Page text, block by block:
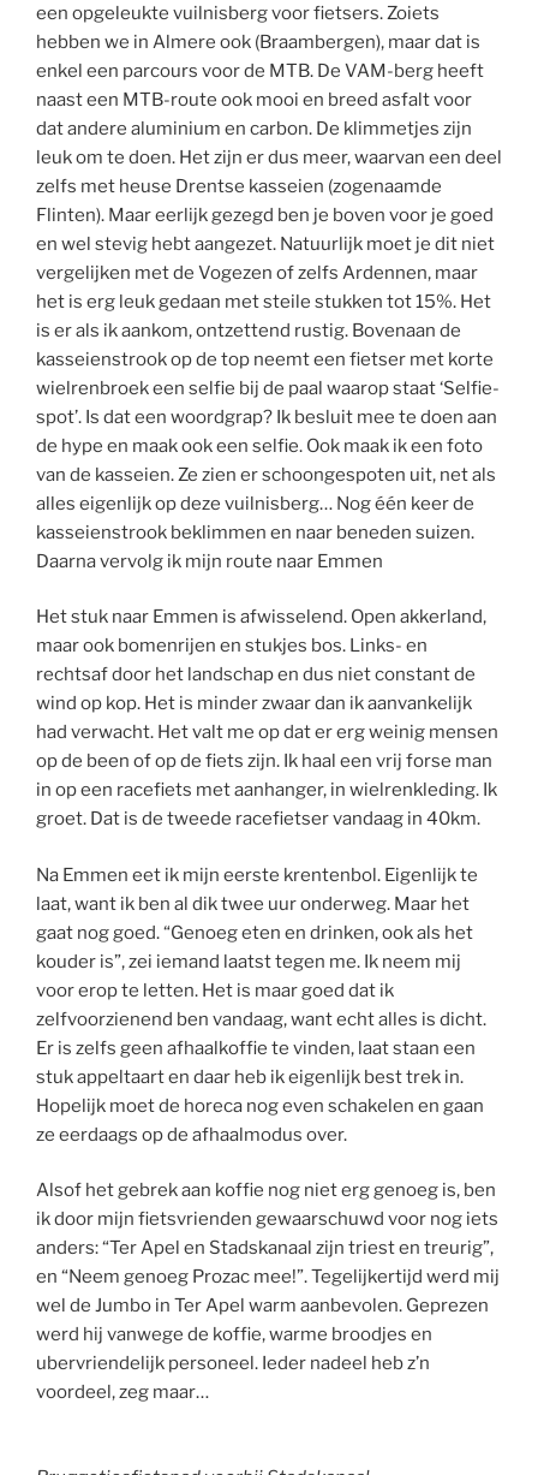
een opgeleukte vuilnisberg voor fietsers. Zoiets
hebben we in Almere ook (Braambergen), maar dat is
enkel een parcours voor de MTB. De VAM-berg heeft
naast een MTB-route ook mooi en breed asfalt voor
dat andere aluminium en carbon. De klimmetjes zijn
leuk om te doen. Het zijn er dus meer, waarvan een deel
zelfs met heuse Drentse kasseien (zogenaamde
Flinten). Maar eerlijk gezegd ben je boven voor je goed
en wel stevig hebt aangezet. Natuurlijk moet je dit niet
vergelijken met de Vogezen of zelfs Ardennen, maar
het is erg leuk gedaan met steile stukken tot 15%. Het
is er als ik aankom, ontzettend rustig. Bovenaan de
kasseienstrook op de top neemt een fietser met korte
wielrenbroek een selfie bij de paal waarop staat ‘Selfie-
spot’. Is dat een woordgrap? Ik besluit mee te doen aan
de hype en maak ook een selfie. Ook maak ik een foto
van de kasseien. Ze zien er schoongespoten uit, net als
alles eigenlijk op deze vuilnisberg… Nog één keer de
kasseienstrook beklimmen en naar beneden suizen.
Daarna vervolg ik mijn route naar Emmen
Het stuk naar Emmen is afwisselend. Open akkerland,
maar ook bomenrijen en stukjes bos. Links- en
rechtsaf door het landschap en dus niet constant de
wind op kop. Het is minder zwaar dan ik aanvankelijk
had verwacht. Het valt me op dat er erg weinig mensen
op de been of op de fiets zijn. Ik haal een vrij forse man
in op een racefiets met aanhanger, in wielrenkleding. Ik
groet. Dat is de tweede racefietser vandaag in 40km.
Na Emmen eet ik mijn eerste krentenbol. Eigenlijk te
laat, want ik ben al dik twee uur onderweg. Maar het
gaat nog goed. “Genoeg eten en drinken, ook als het
kouder is”, zei iemand laatst tegen me. Ik neem mij
voor erop te letten. Het is maar goed dat ik
zelfvoorzienend ben vandaag, want echt alles is dicht.
Er is zelfs geen afhaalkoffie te vinden, laat staan een
stuk appeltaart en daar heb ik eigenlijk best trek in.
Hopelijk moet de horeca nog even schakelen en gaan
ze eerdaags op de afhaalmodus over.
Alsof het gebrek aan koffie nog niet erg genoeg is, ben
ik door mijn fietsvrienden gewaarschuwd voor nog iets
anders: “Ter Apel en Stadskanaal zijn triest en treurig”,
en “Neem genoeg Prozac mee!”. Tegelijkertijd werd mij
wel de Jumbo in Ter Apel warm aanbevolen. Geprezen
werd hij vanwege de koffie, warme broodjes en
ubervriendelijk personeel. Ieder nadeel heb z’n
voordeel, zeg maar…